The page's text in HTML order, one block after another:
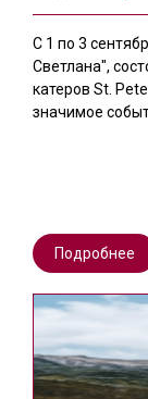
С 1 по 3
Светлана",
катеров St.
значимое
Подробнее